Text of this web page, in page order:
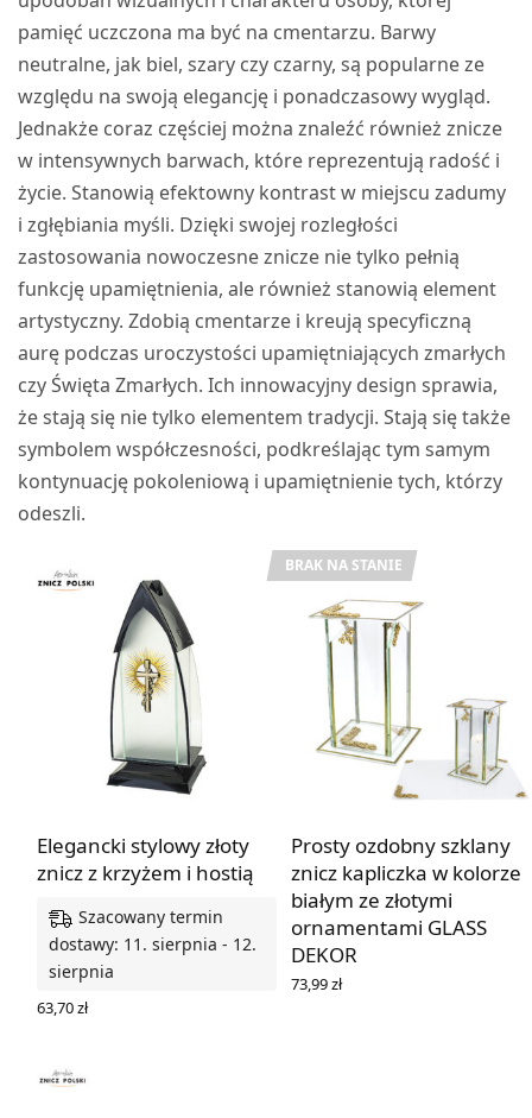
pamięć uczczona ma być na cmentarzu. Barwy
neutralne, jak biel, szary czy czarny, są popularne ze
względu na swoją elegancję i ponadczasowy wygląd.
Jednakże coraz częściej można znaleźć również znicze
w intensywnych barwach, które reprezentują radość i
życie. Stanowią efektowny kontrast w miejscu zadumy
i zgłębiania myśli. Dzięki swojej rozległości
zastosowania nowoczesne znicze nie tylko pełnią
funkcję upamiętnienia, ale również stanowią element
artystyczny. Zdobią cmentarze i kreują specyficzną
aurę podczas uroczystości upamiętniających zmarłych
czy Święta Zmarłych. Ich innowacyjny design sprawia,
że stają się nie tylko elementem tradycji. Stają się także
symbolem współczesności, podkreślając tym samym
kontynuację pokoleniową i upamiętnienie tych, którzy
odeszli.
Elegancki stylowy złoty
znicz z krzyżem i hostią
Szacowany termin
dostawy: 11. sierpnia - 12.
sierpnia
63,70zł
BRAK NA STANIE
Prosty ozdobny szklany
znicz kapliczka w kolorze
białym ze złotymi
ornamentami GLASS
DEKOR
73,99zł